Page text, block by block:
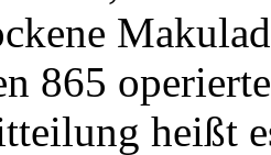
865
heißt